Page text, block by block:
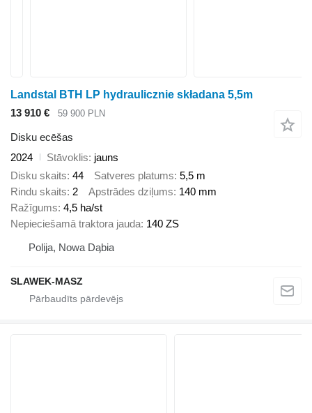
Landstal BTH LP hydraulicznie składana 5,5m
13 910 €
59 900 PLN
Disku ecēšas
2024
Stāvoklis jauns
Disku skaits 44 Satveres platums 5,5 m
Rindu skaits 2 Apstrādes dziļums 140 mm
Ražīgums 4,5 ha/st
Nepieciešamā traktora jauda 140 ZS
Polija, Nowa Dąbia
SLAWEK-MASZ